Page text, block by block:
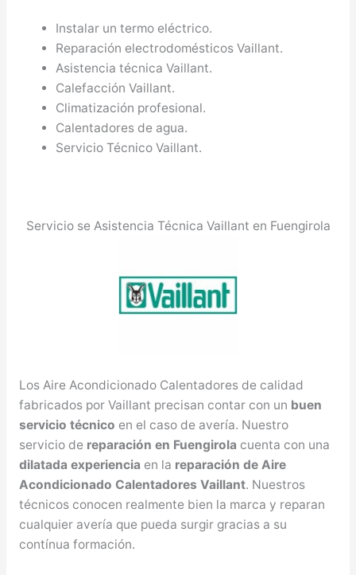
Instalar un termo eléctrico.
Reparación electrodomésticos Vaillant.
Asistencia técnica Vaillant.
Calefacción Vaillant.
Climatización profesional.
Calentadores de agua.
Servicio Técnico Vaillant.
Servicio se Asistencia Técnica Vaillant en Fuengirola
Los Aire Acondicionado Calentadores de calidad
fabricados por Vaillant precisan contar con un buen
servicio técnico en el caso de avería. Nuestro
servicio de reparación en Fuengirola cuenta con una
dilatada experiencia en la reparación de Aire
Acondicionado Calentadores Vaillant. Nuestros
técnicos conocen realmente bien la marca y reparan
cualquier avería que pueda surgir gracias a su
contínua formación.